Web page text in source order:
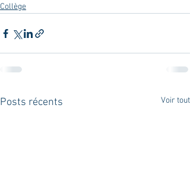
Collège
Posts récents Voir tout